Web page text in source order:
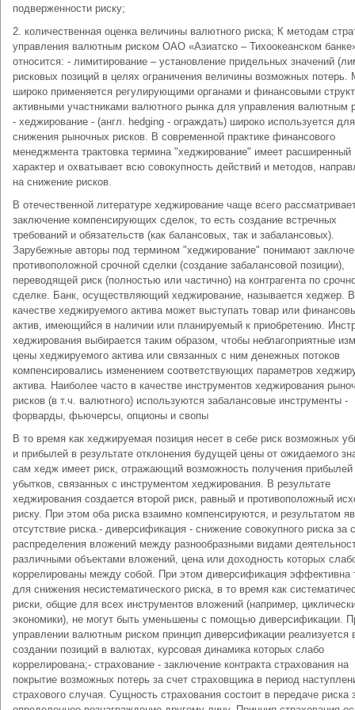
подверженности риску;
2. количественная оценка величины валютного риска; К методам
управления валютным риском ОАО «Азиатско – Тихоокеанском
относится: - лимитирование – установление придельных значений
рисковых позиций в целях ограничения величины возможных потерь.
широко применяется регулирующими органами и финансовыми
активными участниками валютного рынка для управления валютным
- хеджирование - (англ. hedging - ограждать) широко используется для
снижения рыночных рисков. В современной практике финансового
менеджмента трактовка термина "хеджирование" имеет расширенный
характер и охватывает всю совокупность действий и методов,
на снижение рисков.
В отечественной литературе хеджирование чаще всего
заключение компенсирующих сделок, то есть создание встречных
требований и обязательств (как балансовых, так и забалансовых).
Зарубежные авторы под термином "хеджирование" понимают
противоположной срочной сделки (создание забалансовой позиции),
переводящей риск (полностью или частично) на контрагента по
сделке. Банк, осуществляющий хеджирование, называется хеджер. В
качестве хеджируемого актива может выступать товар или
актив, имеющийся в наличии или планируемый к приобретению.
хеджирования выбирается таким образом, чтобы неблагоприятные
цены хеджируемого актива или связанных с ним денежных потоков
компенсировались изменением соответствующих параметров
актива. Наиболее часто в качестве инструментов хеджирования
рисков (в т.ч. валютного) используются забалансовые инструменты -
форварды, фьючерсы, опционы и свопы
В то время как хеджируемая позиция несет в себе риск возможных
и прибылей в результате отклонения будущей цены от ожидаемого
сам хедж имеет риск, отражающий возможность получения прибылей
убытков, связанных с инструментом хеджирования. В результате
хеджирования создается второй риск, равный и противоположный
риску. При этом оба риска взаимно компенсируются, и результатом
отсутствие риска.- диверсификация - снижение совокупного риска за
распределения вложений между разнообразными видами
различными объектами вложений, цена или доходность которых
коррелированы между собой. При этом диверсификация эффективна
для снижения несистематического риска, в то время как
риски, общие для всех инструментов вложений (например,
экономики), не могут быть уменьшены с помощью диверсификации.
управлении валютным риском принцип диверсификации реализуется
создании позиций в валютах, курсовая динамика которых слабо
коррелирована;- страхование - заключение контракта страхования на
покрытие возможных потерь за счет страховщика в период
страхового случая. Сущность страхования состоит в передаче риска